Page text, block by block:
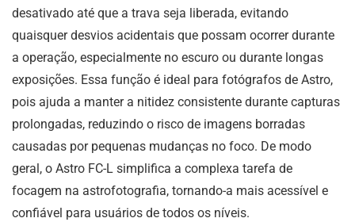
desativado até que a trava seja liberada, evitando
quaisquer desvios acidentais que possam ocorrer durante
a operação, especialmente no escuro ou durante longas
exposições. Essa função é ideal para fotógrafos de Astro,
pois ajuda a manter a nitidez consistente durante capturas
prolongadas, reduzindo o risco de imagens borradas
causadas por pequenas mudanças no foco. De modo
geral, o Astro FC-L simplifica a complexa tarefa de
focagem na astrofotografia, tornando-a mais acessível e
confiável para usuários de todos os níveis.